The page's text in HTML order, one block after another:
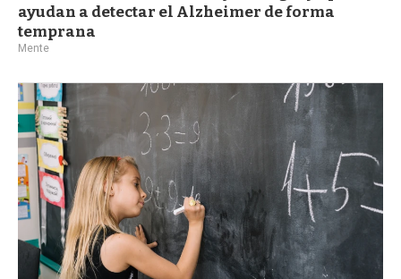
ayudan a detectar el Alzheimer de forma
temprana
Mente